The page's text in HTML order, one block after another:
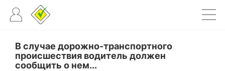
В случае дорожно-транспортного
происшествия водитель должен
сообщить о нем...